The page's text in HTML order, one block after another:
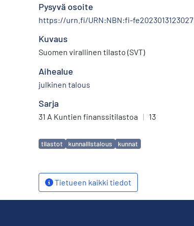
Pysyvä osoite
https://urn.fi/URN:NBN:fi-fe2023013123027
Kuvaus
Suomen virallinen tilasto (SVT)
Aihealue
julkinen talous
Sarja
31 A Kuntien finanssitilastoa | 13
Avainsanat
tilastot kunnallistalous kunnat
Tietueen kaikki tiedot